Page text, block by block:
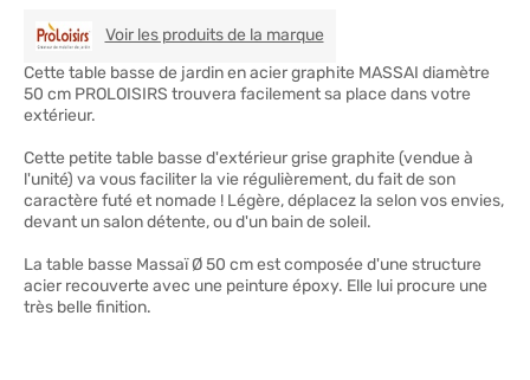
Voir les produits de la marquePROLOISIRS
Cette table basse de jardin en acier graphite MASSAI diamètre
50 cm PROLOISIRS trouvera facilement sa place dans votre
extérieur.
Cette petite table basse d'extérieur grise graphite (vendue à
l'unité) va vous faciliter la vie régulièrement, du fait de son
caractère futé et nomade ! Légère, déplacez la selon vos envies,
devant un salon détente, ou d'un bain de soleil.
La table basse Massaï Ø 50 cm est composée d'une structure
acier recouverte avec une peinture époxy. Elle lui procure une
très belle finition.